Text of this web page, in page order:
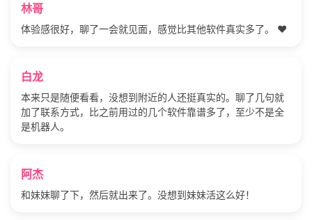
林哥
体验感很好，聊了一会就见面，感觉比其他软件真实多了。 ❤️
白龙
本来只是随便看看，没想到附近的人还挺真实的。聊了几句就
加了联系方式，比之前用过的几个软件靠谱多了，至少不是全
是机器人。
阿杰
和妹妹聊了下，然后就出来了。没想到妹妹活这么好！